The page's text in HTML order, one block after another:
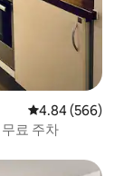
평점 4.84점(5
4.84 (566)
료 주차